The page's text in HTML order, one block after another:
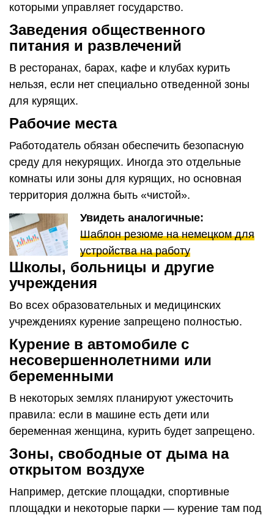
которыми управляет государство.
Заведения общественного
питания и развлечений
В ресторанах, барах, кафе и клубах курить
нельзя, если нет специально отведенной зоны
для курящих.
Рабочие места
Работодатель обязан обеспечить безопасную
среду для некурящих. Иногда это отдельные
комнаты или зоны для курящих, но основная
территория должна быть «чистой».
Увидеть аналогичные:
Шаблон резюме на немецком для
устройства на работу
Школы, больницы и другие
учреждения
Во всех образовательных и медицинских
учреждениях курение запрещено полностью.
Курение в автомобиле с
несовершеннолетними или
беременными
В некоторых землях планируют ужесточить
правила: если в машине есть дети или
беременная женщина, курить будет запрещено.
Зоны, свободные от дыма на
открытом воздухе
Например, детские площадки, спортивные
площадки и некоторые парки — курение там под